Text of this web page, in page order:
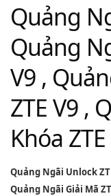
Quảng
Quảng
V9 ,
ZTE V9 ,
Khóa
Quảng Ngãi Unlock
Quảng Ngãi Giải Mã